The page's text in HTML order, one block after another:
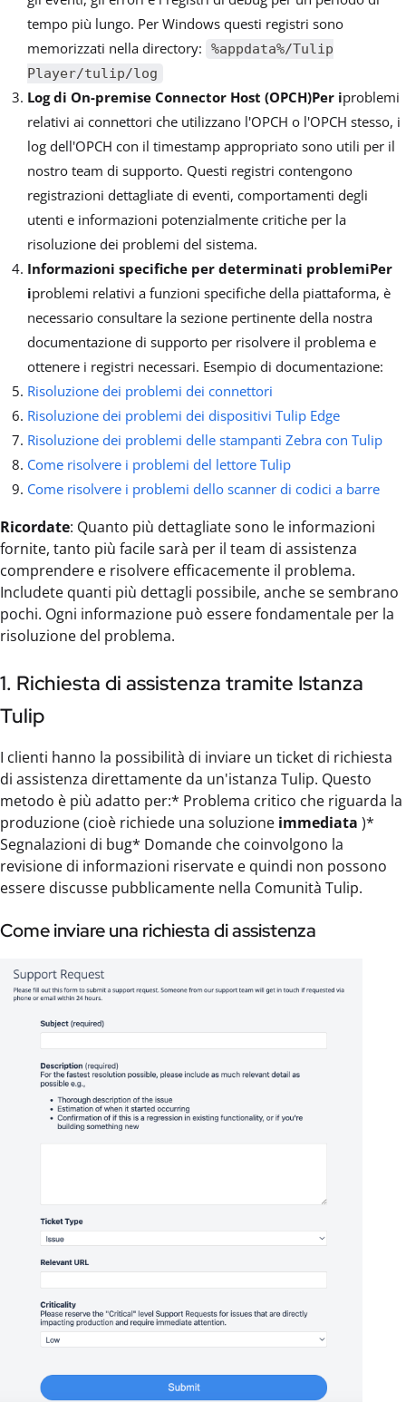
tempo più lungo. Per Windows questi registri sono
memorizzati nella directory:
%appdata%/Tulip
Player/tulip/log
Log di On-premise Connector Host (OPCH)Per iproblemi
relativi ai connettori che utilizzano l'OPCH o l'OPCH stesso, i
log dell'OPCH con il timestamp appropriato sono utili per il
nostro team di supporto. Questi registri contengono
registrazioni dettagliate di eventi, comportamenti degli
utenti e informazioni potenzialmente critiche per la
risoluzione dei problemi del sistema.
Informazioni specifiche per determinati problemiPer
iproblemi relativi a funzioni specifiche della piattaforma, è
necessario consultare la sezione pertinente della nostra
documentazione di supporto per risolvere il problema e
ottenere i registri necessari. Esempio di documentazione:
Risoluzione dei problemi dei connettori
Risoluzione dei problemi dei dispositivi Tulip Edge
Risoluzione dei problemi delle stampanti Zebra con Tulip
Come risolvere i problemi del lettore Tulip
Come risolvere i problemi dello scanner di codici a barre
Ricordate: Quanto più dettagliate sono le informazioni
fornite, tanto più facile sarà per il team di assistenza
comprendere e risolvere efficacemente il problema.
Includete quanti più dettagli possibile, anche se sembrano
pochi. Ogni informazione può essere fondamentale per la
risoluzione del problema.
1. Richiesta di assistenza tramite Istanza
Tulip
I clienti hanno la possibilità di inviare un ticket di richiesta
di assistenza direttamente da un'istanza Tulip. Questo
metodo è più adatto per:* Problema critico che riguarda la
produzione (cioè richiede una soluzione immediata )*
Segnalazioni di bug* Domande che coinvolgono la
revisione di informazioni riservate e quindi non possono
essere discusse pubblicamente nella Comunità Tulip.
Come inviare una richiesta di assistenza